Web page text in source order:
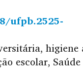
ufpb.2525-
escolar,